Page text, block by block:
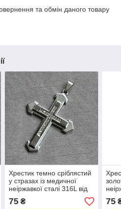
та обмін даного товару
Хрестик темно сріблястий
у стразах із медичної
неіржавкої сталі 316L від
Stainless Steel розмір 60 х
40 мм
75₴
40
75